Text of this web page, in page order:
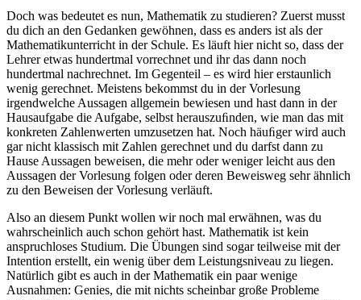
Doch was bedeutet es nun, Mathematik zu studieren? Zuerst musst
du dich an den Gedanken gewöhnen, dass es anders ist als der
Mathematikunterricht in der Schule. Es läuft hier nicht so, dass der
Lehrer etwas hundertmal vorrechnet und ihr das dann noch
hundertmal nachrechnet. Im Gegenteil – es wird hier erstaunlich
wenig gerechnet. Meistens bekommst du in der Vorlesung
irgendwelche Aussagen allgemein bewiesen und hast dann in der
Hausaufgabe die Aufgabe, selbst herauszuﬁnden, wie man das mit
konkreten Zahlenwerten umzusetzen hat. Noch häuﬁger wird auch
gar nicht klassisch mit Zahlen gerechnet und du darfst dann zu
Hause Aussagen beweisen, die mehr oder weniger leicht aus den
Aussagen der Vorlesung folgen oder deren Beweisweg sehr ähnlich
zu den Beweisen der Vorlesung verläuft.
Also an diesem Punkt wollen wir noch mal erwähnen, was du
wahrscheinlich auch schon gehört hast. Mathematik ist kein
anspruchloses Studium. Die Übungen sind sogar teilweise mit der
Intention erstellt, ein wenig über dem Leistungsniveau zu liegen.
Natürlich gibt es auch in der Mathematik ein paar wenige
Ausnahmen: Genies, die mit nichts scheinbar große Probleme